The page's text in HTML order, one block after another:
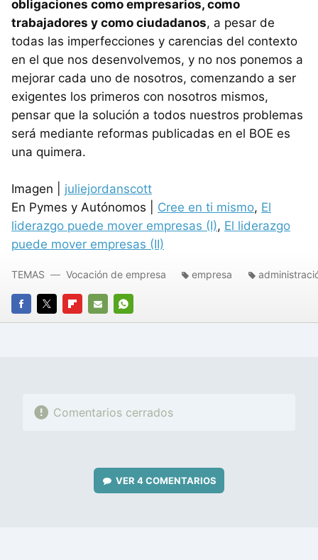
obligaciones como empresarios, como
trabajadores y como ciudadanos, a pesar de
todas las imperfecciones y carencias del contexto
en el que nos desenvolvemos, y no nos ponemos a
mejorar cada uno de nosotros, comenzando a ser
exigentes los primeros con nosotros mismos,
pensar que la solución a todos nuestros problemas
será mediante reformas publicadas en el BOE es
una quimera.
Imagen | juliejordanscott
En Pymes y Autónomos | Cree en ti mismo, El
liderazgo puede mover empresas (I), El liderazgo
puede mover empresas (II)
FACEBOOK
TWITTERFLIPBOARD
E-
WHATSAPP
TEMAS Vocación de empresa empresa
Comentarios cerrados
VER 4 COMENTARIOS